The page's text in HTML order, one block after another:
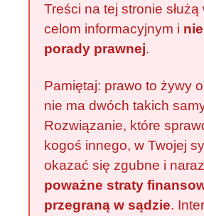
Treści na tej stronie służą
celom informacyjnym i
porady prawnej.
Pamiętaj: prawo to żywy
nie ma dwóch takich
Rozwiązanie, które
kogoś innego, w Twojej
okazać się zgubne i
poważne straty
przegraną w sądzie.